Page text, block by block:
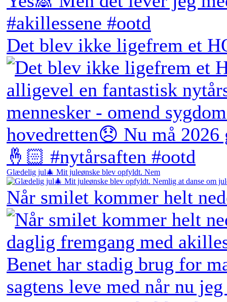
Det blev ikke ligefrem et
Glædelig jul🎄 Mit juleønske blev opfyldt. Nem
Når smilet kommer helt